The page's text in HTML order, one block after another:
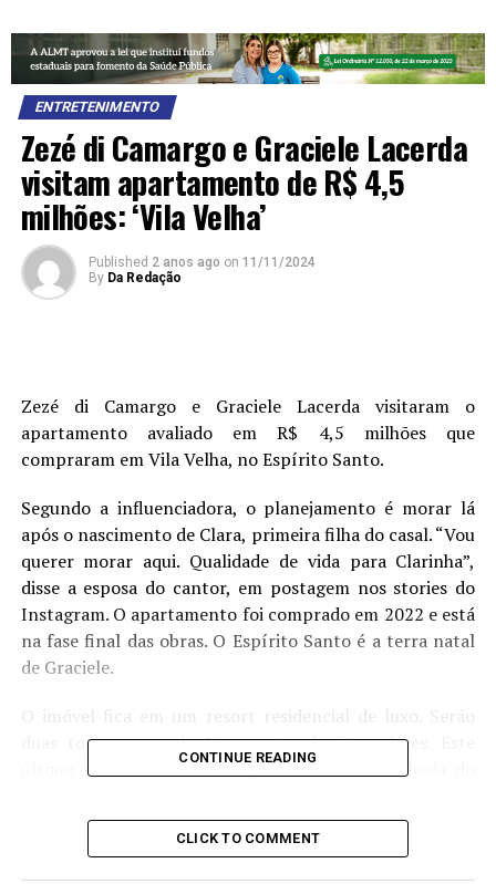
ENTRETENIMENTO
Zezé di Camargo e Graciele Lacerda
visitam apartamento de R$ 4,5
milhões: ‘Vila Velha’
Published 2 anos ago on 11/11/2024
By Da Redação
Zezé di Camargo e Graciele Lacerda visitaram o
apartamento avaliado em R$ 4,5 milhões que
compraram em Vila Velha, no Espírito Santo.
Segundo a influenciadora, o planejamento é morar lá
após o nascimento de Clara, primeira filha do casal. “Vou
querer morar aqui. Qualidade de vida para Clarinha”,
disse a esposa do cantor, em postagem nos stories do
Instagram. O apartamento foi comprado em 2022 e está
na fase final das obras. O Espírito Santo é a terra natal
de Graciele.
O imóvel fica em um resort residencial de luxo. Serão
duas torres, uma de 25 e outra de 50 andares. Este
último será o maior do Espírito Santo. A fachada do
com 20 mil metros quadrados de área de lazer.
CONTINUE READING
CLICK TO COMMENT